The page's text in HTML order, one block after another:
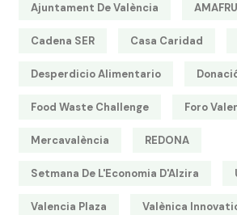
Ajuntament De València
Cadena SER Casa Caridad
Desperdicio Alimentario
Food Waste Challenge Foro
Mercavalència REDONA
Setmana De L'Economia D'Alzira
Valencia Plaza Valènica